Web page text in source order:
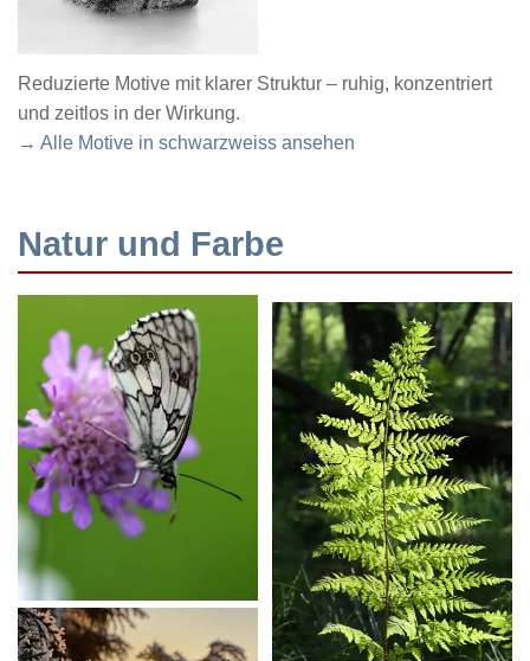
Reduzierte Motive mit klarer Struktur – ruhig, konzentriert
und zeitlos in der Wirkung.
→ Alle Motive in schwarzweiss ansehen
Natur und Farbe